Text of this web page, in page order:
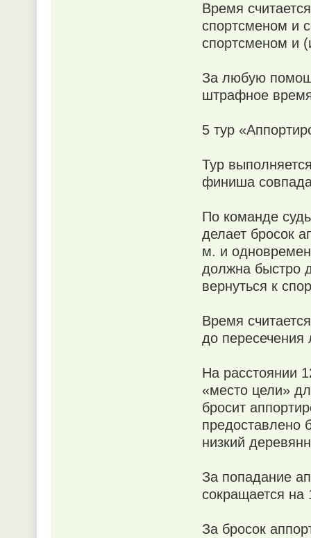
Время
спортсменом и
спортсменом и
За любую
штрафное
5 тур
Тур
финиша
По команде
делает бросок
м. и
должна быстро
вернуться к
Время
до
На расстоянии
«место цели»
бросит
предоставлено
низкий
За попадание
сокращается на
За бросок